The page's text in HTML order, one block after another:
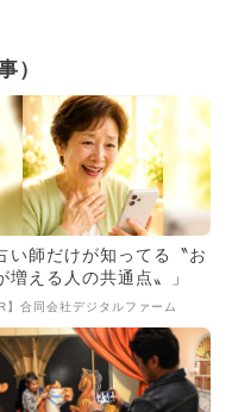
）
い師だけが知ってる〝お
増える人の共通点〟」
】合同会社デジタルファーム